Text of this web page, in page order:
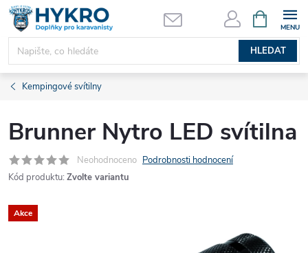
Přejít
obsah
HLEDAT
NÁKUPNÍ
KOŠÍK
Kempingové svítilny
Brunner Nytro LED svítilna
Neohodnoceno Podrobnosti hodnocení
Kód produktu: Zvolte variantu
Akce